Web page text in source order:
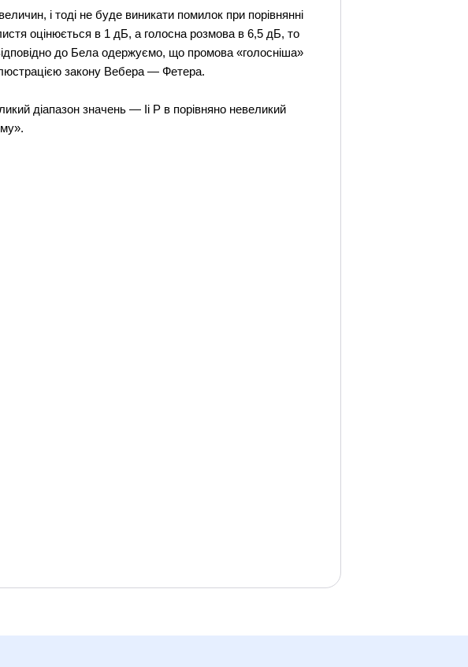
і тоді не буде виникати помилок при порівнянні
оцінюється в 1 дБ, а голосна розмова в 6,5 дБ, то
до Бела одержуємо, що промова «голосніша»
закону Вебера — Фетера.
діапазон значень — Іі Р в порівняно невеликий